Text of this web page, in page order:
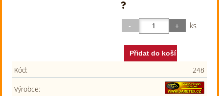
ks
Kód: 248
Výrobce: